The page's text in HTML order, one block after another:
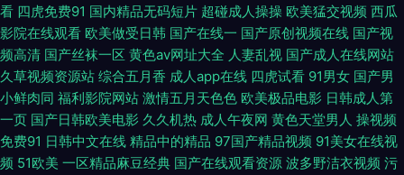
成人福利电影A片 超碰人人插 91九色乱 www色一区二区 俺来也俺去也久久
高清无码动漫18 麻豆国产精品久久 日韩三级理论在线中文 先锋资源色色
91AV电影 91视频完整版高清 www男人的天堂 豆花官网进入免费吃瓜 韩日
精品在线 青青草影院福利专区 四虎国产精品色色av 影音先锋AV草莓 91免费
看 四虎免费91 国内精品无码短片 超碰成人操操 欧美猛交视频 西瓜
影院在线观看 欧美做受日韩 国产在线一 国产原创视频在线 国产视
频高清 国产丝袜一区 黄色av网址大全 人妻乱视 国产成人在线网站
久草视频资源站 综合五月香 成人app在线 四虎试看 91男女 国产男
小鲜肉同 福利影院网站 激情五月天色色 欧美极品电影 日韩成人第
一页 国产日韩欧美电影 久久机热 成人午夜网 黄色天堂男人 操视频
免费91 日韩中文在线 精品中的精品 97国产精品视频 91美女在线视
频 51欧美 一区精品麻豆经典 国产在线观看资源 波多野洁衣视频 污